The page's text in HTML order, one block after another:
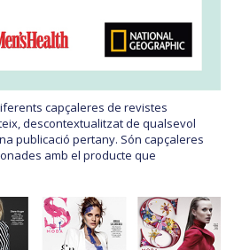
capçaleres de revistes
descontextualitzat de qualsevol
publicació pertany. Són capçaleres
amb el producte que